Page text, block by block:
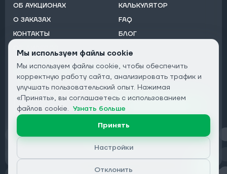
ОБ АУКЦИОНАХ
О ЗАКАЗАХ
КОНТАКТЫ
КАЛЬКУЛЯТОР
FAQ
БЛОГ
Подписаться на рассылку:
Email
Конфиденциальность
Мы используем файлы cookie
Мы используем файлы cookie, чтобы обеспечить
корректную работу сайта, анализировать трафик и
улучшать пользовательский опыт. Нажимая
«Принять», вы соглашаетесь с использованием
файлов cookie. Узнать больше
Принять
Настройки
Отклонить